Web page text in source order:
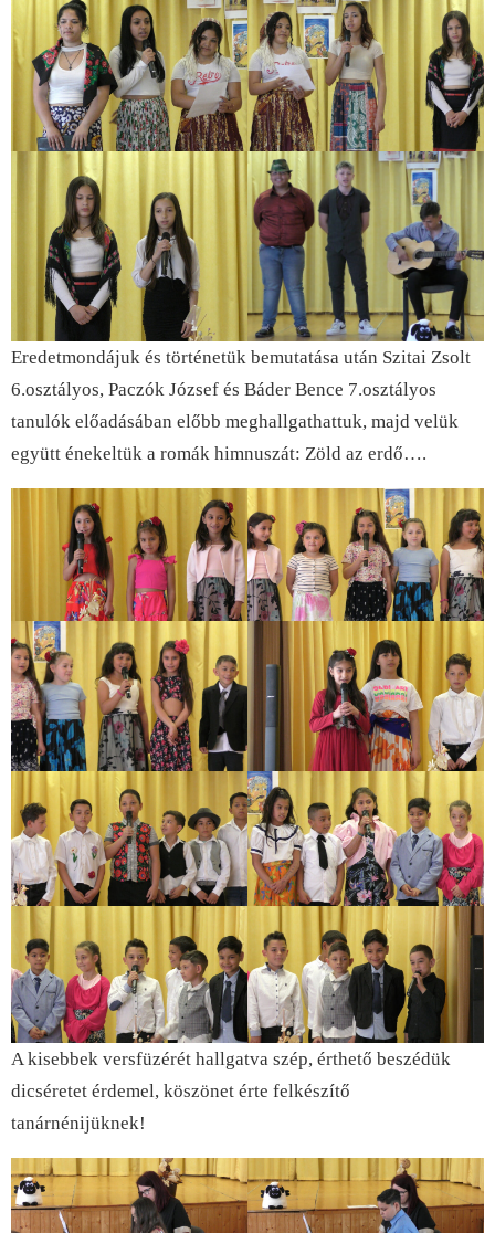
Eredetmondájuk és történetük bemutatása után Szitai Zsolt
6.osztályos, Paczók József és Báder Bence 7.osztályos
tanulók előadásában előbb meghallgathattuk, majd velük
együtt énekeltük a romák himnuszát: Zöld az erdő….
A kisebbek versfüzérét hallgatva szép, érthető beszédük
dicséretet érdemel, köszönet érte felkészítő
tanárnénijüknek!